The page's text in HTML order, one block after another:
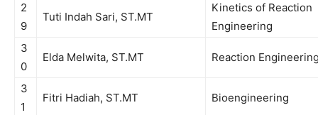
2
9
Tuti Indah Sari, ST.MT
Kinetics of Reaction
Engineering
3
0
Elda Melwita, ST.MT Reaction
3
1
Fitri Hadiah, ST.MT Bioengineering